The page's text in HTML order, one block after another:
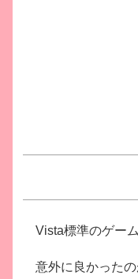
Vista標準のゲーム
意外に良かったの